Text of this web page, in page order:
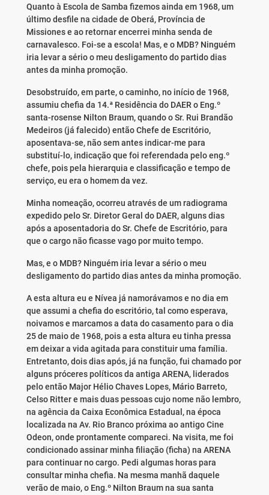
Quanto à Escola de Samba fizemos ainda em 1968, um
último desfile na cidade de Oberá, Província de
Missiones e ao retornar encerrei minha senda de
carnavalesco. Foi-se a escola! Mas, e o MDB? Ninguém
iria levar a sério o meu desligamento do partido dias
antes da minha promoção.
Desobstruído, em parte, o caminho, no início de 1968,
assumiu chefia da 14.ª Residência do DAER o Eng.º
santa-rosense Nilton Braum, quando o Sr. Rui Brandão
Medeiros (já falecido) então Chefe de Escritório,
aposentava-se, não sem antes indicar-me para
substituí-lo, indicação que foi referendada pelo eng.º
chefe, pois pela hierarquia e classificação e tempo de
serviço, eu era o homem da vez.
Minha nomeação, ocorreu através de um radiograma
expedido pelo Sr. Diretor Geral do DAER, alguns dias
após a aposentadoria do Sr. Chefe de Escritório, para
que o cargo não ficasse vago por muito tempo.
Mas, e o MDB? Ninguém iria levar a sério o meu
desligamento do partido dias antes da minha promoção.
A esta altura eu e Nívea já namorávamos e no dia em
que assumi a chefia do escritório, tal como esperava,
noivamos e marcamos a data do casamento para o dia
25 de maio de 1968, pois a esta altura eu tinha pressa
em deixar a vida agitada para constituir uma família.
Entretanto, dois dias após, já na função, fui chamado por
alguns próceres políticos da antiga ARENA, liderados
pelo então Major Hélio Chaves Lopes, Mário Barreto,
Celso Ritter e mais duas pessoas cujo nome não lembro,
na agência da Caixa Econômica Estadual, na época
localizada na Av. Rio Branco próxima ao antigo Cine
Odeon, onde prontamente compareci. Na visita, me foi
condicionado assinar minha filiação (ficha) na ARENA
para continuar no cargo. Pedi algumas horas para
consultar minha chefia. Na mesma manhã daquele
verão de maio, o Eng.º Nilton Braum na sua santa